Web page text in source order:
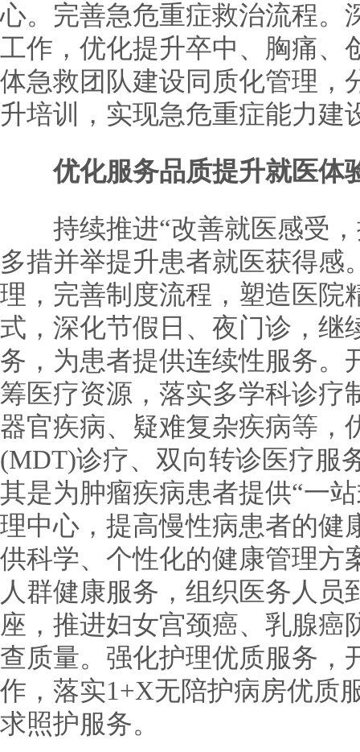
心。完善急危重症救治流程。
工作，优化提升卒中、胸痛、
体急救团队建设同质化管理，
升培训，实现急危重症能力建
优化服务品质提升就医体
持续推进“改善就医感受，
多措并举提升患者就医获得感
理，完善制度流程，塑造医院
式，深化节假日、夜门诊，继
务，为患者提供连续性服务。
筹医疗资源，落实多学科诊疗
器官疾病、疑难复杂疾病等，
(MDT)诊疗、双向转诊医疗服
其是为肿瘤疾病患者提供“一
理中心，提高慢性病患者的健
供科学、个性化的健康管理方
人群健康服务，组织医务人员
座，推进妇女宫颈癌、乳腺癌
查质量。强化护理优质服务，
作，落实1+X无陪护病房优质
求照护服务。